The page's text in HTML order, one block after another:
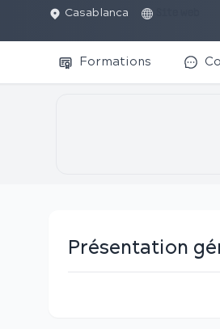
Casablanca
Formations
Présentation